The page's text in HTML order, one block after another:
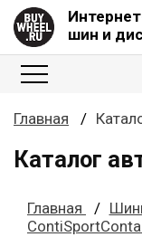
шин и
Главная
Каталог
Главная